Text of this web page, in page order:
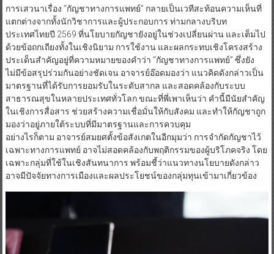
การเสวนาเรื่อง “กัญชาทางการแพทย์” กลายเป็นเวทีสะท้อนความเห็นที่
แตกต่างจากทั้งนักวิชาการและผู้ประกอบการ ท่ามกลางบริบท
ประเทศไทยปี 2569 ที่นโยบายกัญชายังอยู่ในช่วงเปลี่ยนผ่าน และเต็มไป
ด้วยข้อถกเถียงทั้งในเชิงนิยาม การใช้งาน และผลกระทบเชิงโครงสร้าง
ประเด็นสำคัญอยู่ที่ความหมายของคำว่า “กัญชาทางการแพทย์” ซึ่งยัง
ไม่มีข้อสรุปร่วมกันอย่างชัดเจน อาจารย์อ๊อดมองว่า แนวคิดดังกล่าวเป็น
มาตรฐานที่ได้รับการยอมรับในระดับสากล และสอดคล้องกับระบบ
สาธารณสุขในหลายประเทศทั่วโลก ขณะที่พี่เพาเห็นว่า คำนี้มีนัยสำคัญ
ในเชิงการสื่อสาร ช่วยสร้างความเชื่อมั่นให้กับสังคม และทำให้กัญชาถูก
มองว่าอยู่ภายใต้ระบบที่มีมาตรฐานและการควบคุม
อย่างไรก็ตาม อาจารย์สมยศตั้งข้อสังเกตในอีกมุมว่า การจำกัดกัญชาไว้
เฉพาะทางการแพทย์ อาจไม่สอดคล้องกับพฤติกรรมของผู้บริโภคจริง โดย
เฉพาะกลุ่มที่ใช้ในเชิงสันทนาการ พร้อมชี้ว่าแนวทางนโยบายดังกล่าว